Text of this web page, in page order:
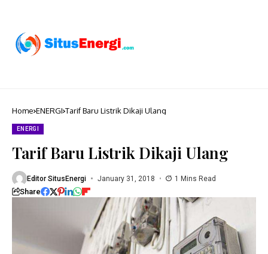
Home ENERGI Tarif Baru Listrik Dikaji Ulang
ENERGI
Tarif Baru Listrik Dikaji Ulang
Editor SitusEnergi January 31, 2018 1 Mins Read
Share